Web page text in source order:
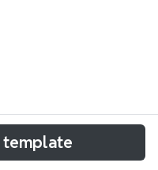
mesures » est
mathématiques en
template